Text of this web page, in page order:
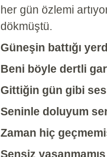
her gün özlemi
dökmüştü.
Güneşin battığı
Beni böyle dertli
Gittiğin gün gibi
Seninle doluyum
Zaman hiç
Sensiz